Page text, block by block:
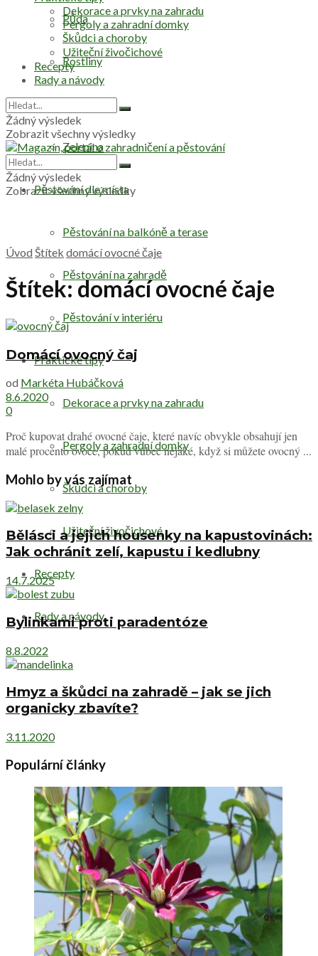
Půda
Rostliny
Zelenina
Pěstování dle místa
Pěstování na balkóně a terase
Pěstování na zahradě
Pěstování v interiéru
Praktické tipy
Dekorace a prvky na zahradu
Pergoly a zahradní domky
Škůdci a choroby
Užiteční živočichové
Recepty
Rady a návody
Dekorace a prvky na zahradu
Pergoly a zahradní domky
Škůdci a choroby
Užiteční živočichové
Recepty
Rady a návody
Žádný výsledek
Zobrazit všechny výsledky
Žádný výsledek
Zobrazit všechny výsledky
Úvod Štítek domácí ovocné čaje
Štítek:domácí ovocné čaje
Domácí ovocný čaj
od Markéta Hubáčková
8.6.2020
0
Proč kupovat drahé ovocné čaje, které navíc obvykle obsahují jen
malé procento ovoce, pokud vůbec nějaké, když si můžete ovocný ...
Mohlo by vás zajímat
Bělásci a jejich housenky na kapustovinách:
Jak ochránit zelí, kapustu i kedlubny
14.7.2025
Bylinkami proti paradentóze
8.8.2022
Hmyz a škůdci na zahradě – jak se jich
organicky zbavíte?
3.11.2020
Populární články